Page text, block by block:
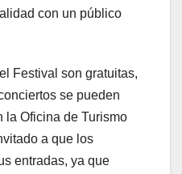
con un público
Festival son gratuitas,
se pueden
la Oficina de Turismo
a que los
entradas, ya que